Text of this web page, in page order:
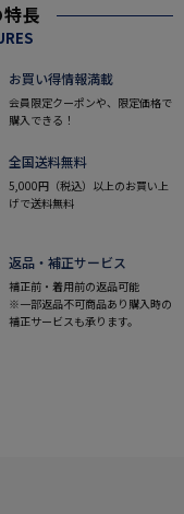
長
お買い得情報満載
会員限定クーポンや、限定価格で
購入できる！
全国送料無料
5,000円（税込）以上のお買い上
げで送料無料
返品・補正サービス
補正前・着用前の返品可能
※一部返品不可商品あり購入時の
補正サービスも承ります。